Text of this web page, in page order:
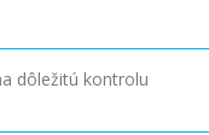
dôležitú kontrolu